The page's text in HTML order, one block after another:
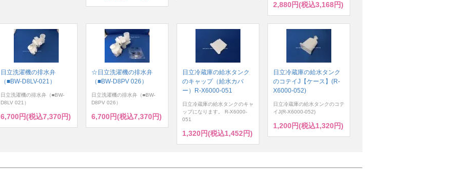
2,880円(税込3,168円)
日立洗濯機の排水弁
（■BW-D8LV-021）
日立洗濯機の排水弁（■BW-
D8LV 021）
6,700円(税込7,370円)
☆日立洗濯機の排水弁
（■BW-D8PV 026）
日立洗濯機の排水弁（■BW-
D8PV 026）
6,700円(税込7,370円)
日立冷蔵庫の給水タンク
のキャップ（給水カバ
ー）R-X6000-051
日立冷蔵庫の給水タンクのキャ
ップになります。 R-X6000-
051
1,320円(税込1,452円)
日立冷蔵庫の給水タンク
のコテイJ【ケース】(R-
X6000-052)
日立冷蔵庫の給水タンクのコテ
イJ(R-X6000-052)
1,200円(税込1,320円)